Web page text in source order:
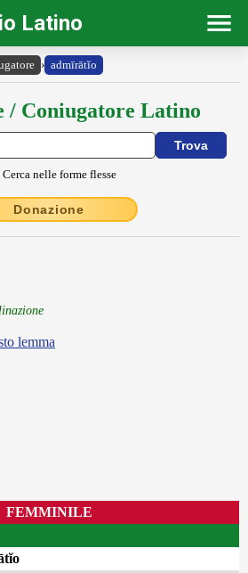
Latino
› admīrātĭo
/ Coniugatore Latino
Cerca nelle forme flesse
Donazione
lemma
FEMMINILE